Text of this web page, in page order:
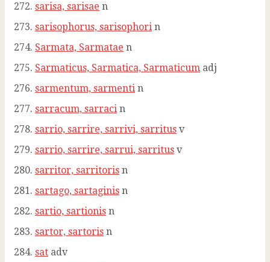
sarisa, sarisae n
sarisophorus, sarisophori n
Sarmata, Sarmatae n
Sarmaticus, Sarmatica, Sarmaticum adj
sarmentum, sarmenti n
sarracum, sarraci n
sarrio, sarrire, sarrivi, sarritus v
sarrio, sarrire, sarrui, sarritus v
sarritor, sarritoris n
sartago, sartaginis n
sartio, sartionis n
sartor, sartoris n
sat adv